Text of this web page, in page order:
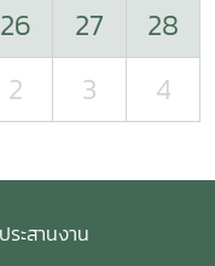
26 27
28
2 3 4
ต่อ
าน